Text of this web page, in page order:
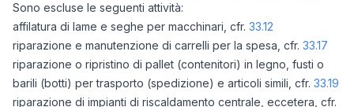
Sono escluse le seguenti attività:
affilatura di lame e seghe per macchinari, cfr. 33.12
riparazione e manutenzione di carrelli per la spesa, cfr. 33.17
riparazione o ripristino di pallet (contenitori) in legno, fusti o
barili (botti) per trasporto (spedizione) e articoli simili, cfr. 33.19
riparazione di impianti di riscaldamento centrale, eccetera, cfr.